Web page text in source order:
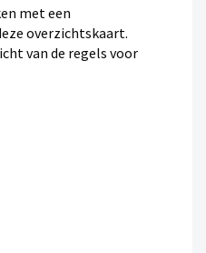
met een
overzichtskaart.
van de regels voor